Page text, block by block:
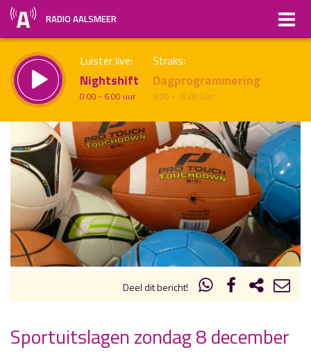
RADIO AALSMEER
Luister live:
Nightshift
0.00 - 6.00 uur
Straks:
Dagprogrammering
6.00 - 15.00 uur
Vorig uur uur 1 van x Volgend uur
Inklappen
Deel dit bericht!
Sportuitslagen zondag 8 december